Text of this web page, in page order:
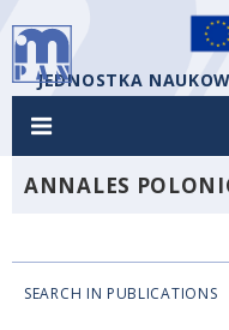
JEDNOSTKA
ANNALES
SEARCH IN PUBLICATIONS